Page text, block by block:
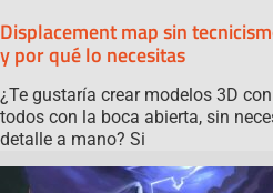
Displacement map sin
y por qué lo necesitas
¿Te gustaría crear modelos 3D
todos con la boca abierta, sin
detalle a mano? Si